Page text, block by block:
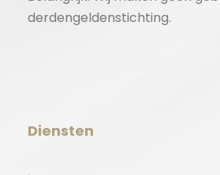
derdengeldenstichting.
Diensten